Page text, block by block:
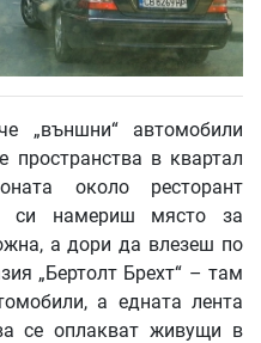
„външни“ автомобили
пространства в квартал
около ресторант
си намериш място за
а дори да влезеш по
„Бертолт Брехт“ – там
а едната лента
се оплакват живущи в